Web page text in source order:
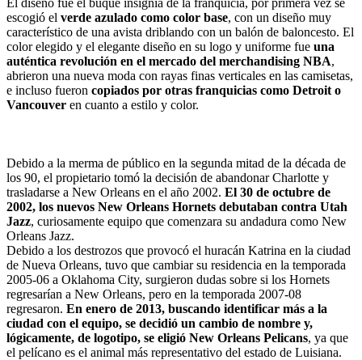
escogió el verde azulado como color base, con un diseño muy
característico de una avista driblando con un balón de baloncesto. El
color elegido y el elegante diseño en su logo y uniforme fue una
auténtica revolución en el mercado del merchandising NBA,
abrieron una nueva moda con rayas finas verticales en las camisetas,
e incluso fueron copiados por otras franquicias como Detroit o
Vancouver en cuanto a estilo y color.
Debido a la merma de público en la segunda mitad de la década de
los 90, el propietario tomó la decisión de abandonar Charlotte y
trasladarse a New Orleans en el año 2002. El 30 de octubre de
2002, los nuevos New Orleans Hornets debutaban contra Utah
Jazz, curiosamente equipo que comenzara su andadura como New
Orleans Jazz.
Debido a los destrozos que provocó el huracán Katrina en la ciudad
de Nueva Orleans, tuvo que cambiar su residencia en la temporada
2005-06 a Oklahoma City, surgieron dudas sobre si los Hornets
regresarían a New Orleans, pero en la temporada 2007-08
regresaron. En enero de 2013, buscando identificar más a la
ciudad con el equipo, se decidió un cambio de nombre y,
lógicamente, de logotipo, se eligió New Orleans Pelicans, ya que
el pelícano es el animal más representativo del estado de Luisiana.